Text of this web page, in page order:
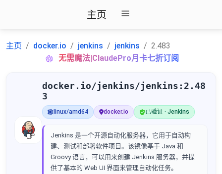
主页
主页 docker.io jenkins jenkins
2.483
无需魔法|ClaudePro月卡七折订阅
docker.io/jenkins/jenkins:2.48
3
linux/amd64 docker.io 已验证 · Jenkins
Jenkins 是一个开源自动化服务器，它用于自动构
建、测试和部署软件项目。该镜像基于 Java 和
Groovy 语言，可以用来创建 Jenkins 服务器，并提
供了基本的 Web UI 界面来管理自动化任务。